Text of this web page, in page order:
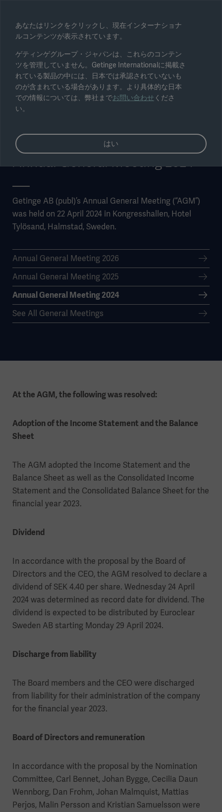
Annual General Meeting 2024
Getinge AB (publ)’s Annual General Meeting (“AGM”)
was held on 22 April 2024 in Kongresshallen, Hotel
Tylösand, Halmstad, Sweden.
Annual General Meeting 2026
Annual General Meeting 2025
Annual General Meeting 2024
See All General Meetings
At the AGM, the following was resolved:
Adoption of the Income Statement and the Balance
Sheet
The AGM adopted the Income Statement and the
Balance Sheet as well as the Consolidated Income
Statement and the Consolidated Balance Sheet for the
financial year 2023.
Dividend
In accordance with the proposal by the Board of
Directors and the CEO, the AGM resolved to declare a
dividend of SEK 4.40 per share. Wednesday 24 April
2024 was determined as record date for dividend. The
dividend is expected to be distributed by Euroclear
Sweden AB starting Monday 29 April 2024.
Discharge from liability
The Board members and the CEO were discharged
from liability for their administration of the company
for the financial year 2023.
Board of Directors and remuneration
In accordance with the proposal by the Nomination
Committee, Carl Bennet, Johan Bygge, Cecilia Daun
Wennborg, Dan Frohm, Johan Malmquist, Mattias
Perjos, Malin Persson and Kristian Samuelsson were
あなたはリンクをクリックし、現在インターナショナ
ルコンテンツが表示されています。
ゲティンゲグループ・ジャパンは、これらのコンテン
ツを管理していません。Getinge Internationalに掲載さ
れている製品の中には、日本では承認されていないも
のが含まれている場合があります。より具体的な日本
での情報については、弊社までお問い合わせ くださ
い。
はい